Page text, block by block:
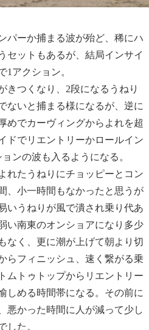
パーか捕まる波が殆ど、稀にハ
セットもあるが、結局インサイ
1アクション。
きつくなり、2段になるうねり
ないと捕まる様になるが、逆に
めでカーヴィングからよれを超
ドでリエントリーかロールイン
ンの波も入るようになる。
れたうねりにチョッピーとコン
、小一時間もなかったと思うが
いうねりが風で潰され乗り代あ
い南東のオンショアになり多少
なく、更に潮が上げて朝より切
らフィニッシュ、速く繋がる乗
ムトゥトップからリエントリー
しめる時間帯になる。その前に
悪かった時間に人が減って少し
した。